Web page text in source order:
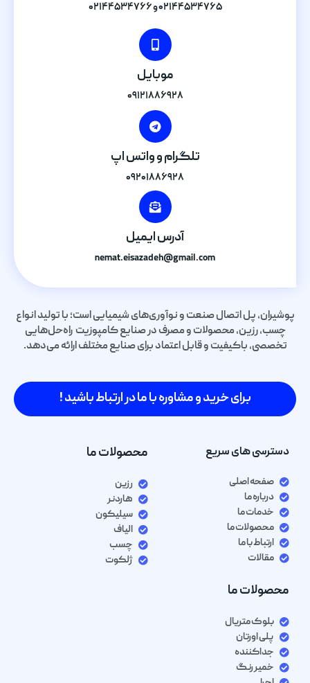
۰۲۱۴۴۵۳۴۷۶۵ و ۰۲۱۴۴۵۳۴۷۶۶
موبایل
۰۹۱۲۱۸۸۶۹۲۸
تلگرام و واتس اپ
۰۹۲۰۱۸۸۶۹۲۸
آدرس ایمیل
nemat.eisazadeh@gmail.com
پوشیران، پل اتصال صنعت و نوآوری‌های شیمیایی است؛ با تولید انواع
چسب، رزین، محصولات و مصرف در صنایع کامپوزیت راه‌حل‌هایی
تخصصی، باکیفیت و قابل اعتماد برای صنایع مختلف ارائه می‌دهد.
برای خرید و مشاوره با ما در ارتباط باشید !
دسترسی های سریع
صفحه اصلی
درباره ما
خدمات ما
محصولات ما
ارتباط با ما
مقالات
محصولات ما
رزین
هاردنر
سیلیکون
الیاف
چسب
ژلکوت
محصولات ما
بلوک متریال
پلی اورتان
جداکننده
خمیر رنگ